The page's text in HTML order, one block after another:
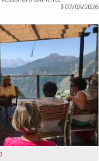
il 07/08/2026